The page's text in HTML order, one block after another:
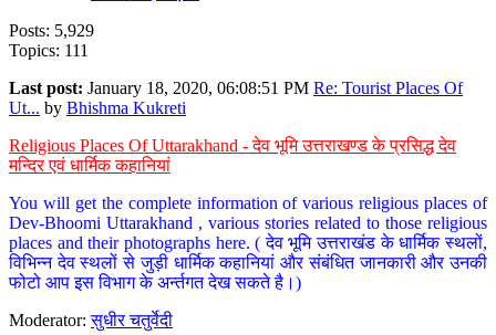
Posts: 5,929
Topics: 111
Last post: January 18, 2020, 06:08:51 PM Re: Tourist Places Of
Ut... by Bhishma Kukreti
Religious Places Of Uttarakhand - देव भूमि उत्तराखण्ड के प्रसिद्ध देव
मन्दिर एवं धार्मिक कहानियां
You will get the complete information of various religious places of
Dev-Bhoomi Uttarakhand , various stories related to those religious
places and their photographs here. ( देव भूमि उत्तराखंड के धार्मिक स्थलों,
विभिन्न देव स्थलों से जुड़ी धार्मिक कहानियां और संबंधित जानकारी और उनकी
फोटो आप इस विभाग के अर्न्तगत देख सकते है।)
Moderator:सुधीर चतुर्वेदी